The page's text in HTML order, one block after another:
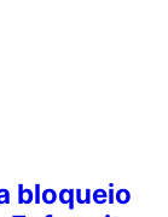
bloqueio